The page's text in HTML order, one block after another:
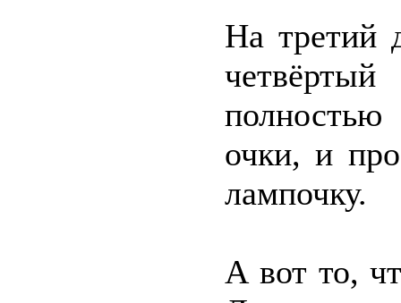
На третий
очки, и
лампочку.
А вот то,